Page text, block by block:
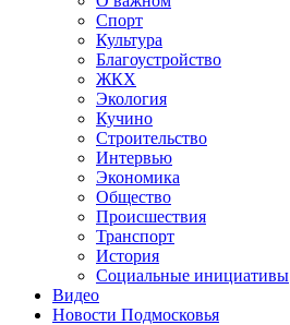
Спорт
Культура
Благоустройство
ЖКХ
Экология
Кучино
Строительство
Интервью
Экономика
Общество
Происшествия
Транспорт
История
Социальные инициативы
Видео
Новости Подмосковья